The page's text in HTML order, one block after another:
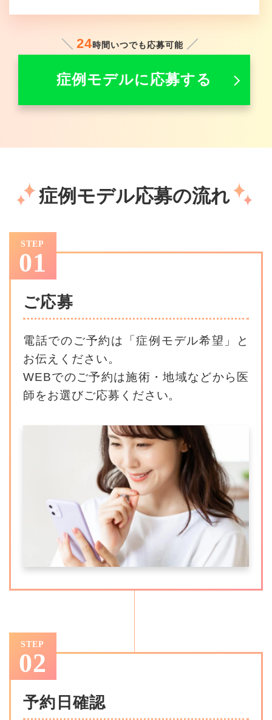
24時間いつでも応募可能
症例モデルに応募する
症例モデル応募の流れ
STEP
01
ご応募
電話でのご予約は「症例モデル希望」と
お伝えください。
WEBでのご予約は施術・地域などから医
師をお選びご応募ください。
STEP
02
予約日確認